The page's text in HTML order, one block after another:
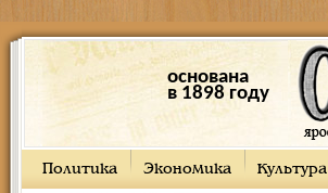
основана
в 1898 году
Политика Экономика Культура